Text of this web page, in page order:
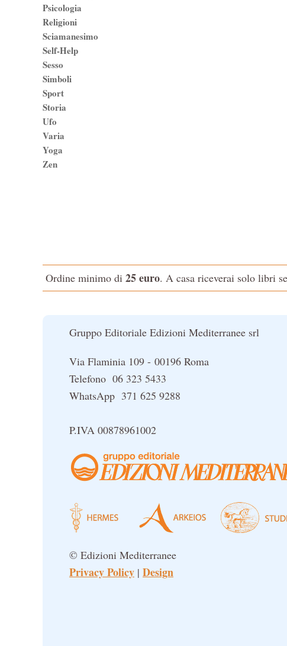
Psicologia
Religioni
Sciamanesimo
Self-Help
Sesso
Simboli
Sport
Storia
Ufo
Varia
Yoga
Zen
Ordine minimo di 25 euro. A casa riceverai solo libri
Gruppo Editoriale Edizioni Mediterranee srl
Via Flaminia 109 - 00196 Roma
Telefono 06 323 5433
WhatsApp 371 625 9288
P.IVA 00878961002
© Edizioni Mediterranee
Privacy Policy | Design